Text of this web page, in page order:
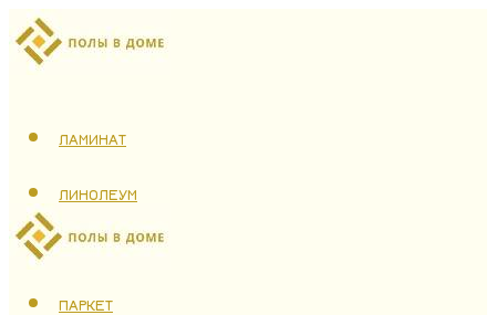
ЛАМИНАТ
ЛИНОЛЕУМ
ТЕПЛЫЙ ПОЛ
ПАРКЕТ